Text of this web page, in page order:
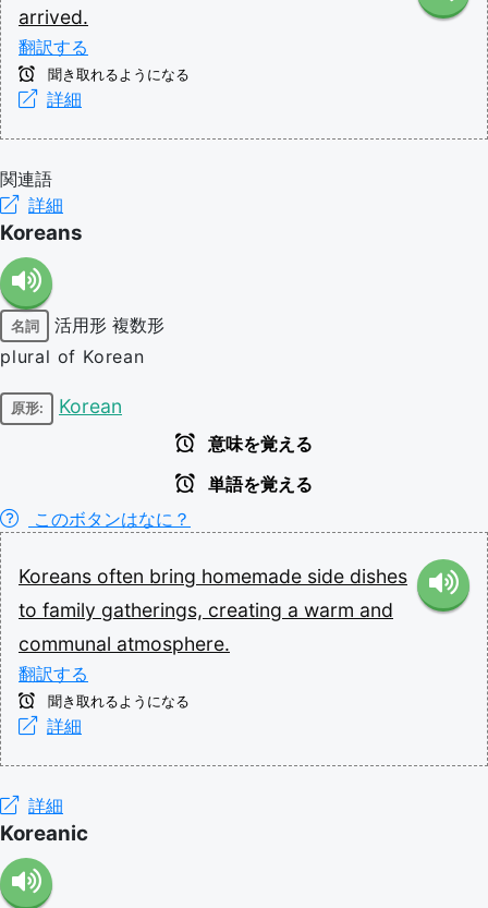
arrived.
翻訳する
聞き取れるようになる
詳細
関連語
詳細
Koreans
名詞 活用形 複数形
plural of Korean
原形: Korean
意味を覚える
単語を覚える
このボタンはなに？
Koreans often bring homemade side dishes
to family gatherings, creating a warm and
communal atmosphere.
翻訳する
聞き取れるようになる
詳細
詳細
Koreanic